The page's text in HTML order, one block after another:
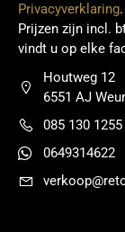
Privacyverklaring.
Prijzen zijn incl.
vindt u op elke
Houtweg 12
6551 AJ
085 130 1255
0649314622